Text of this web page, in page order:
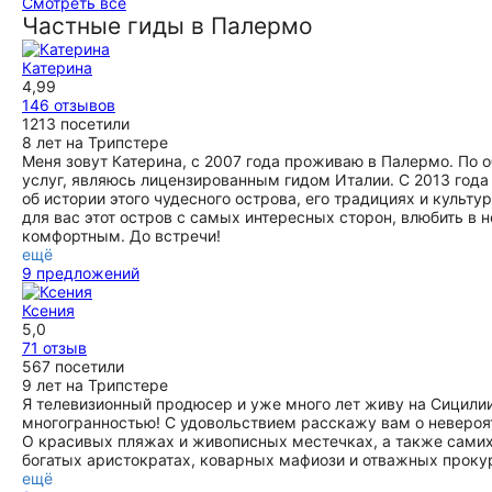
стиля. Ксения, спасибо!
ещё
эрудированный гид. Мы получили огромный объем
информации. Вся поездка прошла в дружелюбной и
приятной обстановке. Сразу видно, что человек любит свою
работу и получает удовольствие от того, чтобы мы увидели
Сицилию ее глазами. У Инны это получилось. Очень
благодарны ей за это.
ещё
Частные гиды в Палермо
Катерина
4,99
146 отзывов
1213 посетили
8 лет на Трипстере
Меня зовут Катерина, с 2007 года проживаю в Палермо. По
услуг, являюсь лицензированным гидом Италии. С 2013
об истории этого чудесного острова, его традициях и
для вас этот остров с самых интересных сторон, влюбить в
комфортным. До встречи!
ещё
9 предложений
Ксения
5,0
71 отзыв
567 посетили
9 лет на Трипстере
Я телевизионный продюсер и уже много лет живу на
многогранностью! С удовольствием расскажу вам о
О красивых пляжах и живописных местечках, а также
богатых аристократах, коварных мафиози и отважных
ещё